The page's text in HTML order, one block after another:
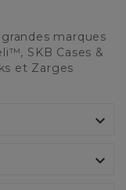
marques
SKB Cases &
et Zarges

